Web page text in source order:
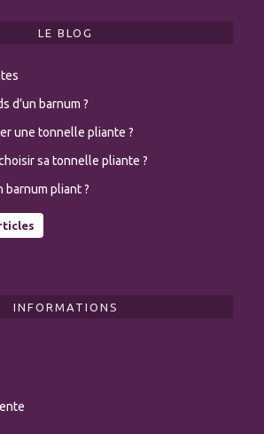
LE BLOG
d’un barnum ?
une tonnelle pliante ?
sa tonnelle pliante ?
barnum pliant ?
INFORMATIONS